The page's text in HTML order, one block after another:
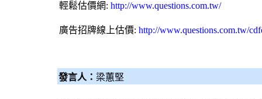
輕鬆估價網: http://www.questions.com.tw/
廣告招牌線上估價: http://www.questions.com.tw/
發言人： 梁蕙堅